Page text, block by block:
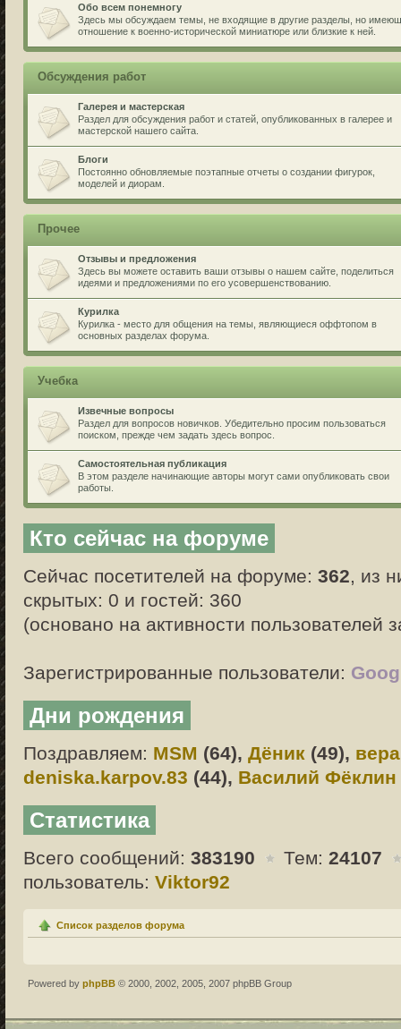
Обо всем понемногу
Здесь мы обсуждаем темы, не входящие в другие разделы, но
отношение к военно-исторической миниатюре или близкие к ней.
Обсуждения работ
Галерея и мастерская
Раздел для обсуждения работ и статей, опубликованных в галерее и
мастерской нашего сайта.
Блоги
Постоянно обновляемые поэтапные отчеты о создании фигурок,
моделей и диорам.
Прочее
Отзывы и предложения
Здесь вы можете оставить ваши отзывы о нашем сайте, поделиться
идеями и предложениями по его усовершенствованию.
Курилка
Курилка - место для общения на темы, являющиеся оффтопом в
основных разделах форума.
Учебка
Извечные вопросы
Раздел для вопросов новичков. Убедительно просим пользоваться
поиском, прежде чем задать здесь вопрос.
Самостоятельная публикация
В этом разделе начинающие авторы могут сами опубликовать свои
работы.
Кто сейчас на форуме
Сейчас посетителей на форуме: 362, из
скрытых: 0 и гостей: 360
(основано на активности пользователей
Зарегистрированные пользователи:
Дни рождения
Поздравляем: MSM (64), Дёник (49),
deniska.karpov.83 (44), Василий Фёклин
Статистика
Всего сообщений: 383190 Тем: 24107
пользователь: Viktor92
Список разделов форума
Powered by phpBB © 2000, 2002, 2005, 2007 phpBB Group